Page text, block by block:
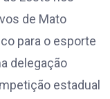
de Mato
para o esporte
delegação
estadual